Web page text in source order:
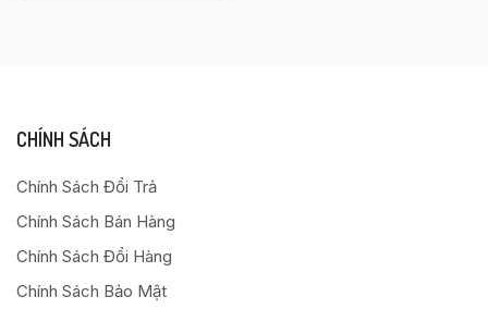
CHÍNH SÁCH
Chính Sách Đổi Trả
Chính Sách Bán Hàng
Chính Sách Đổi Hàng
Chính Sách Bảo Mật